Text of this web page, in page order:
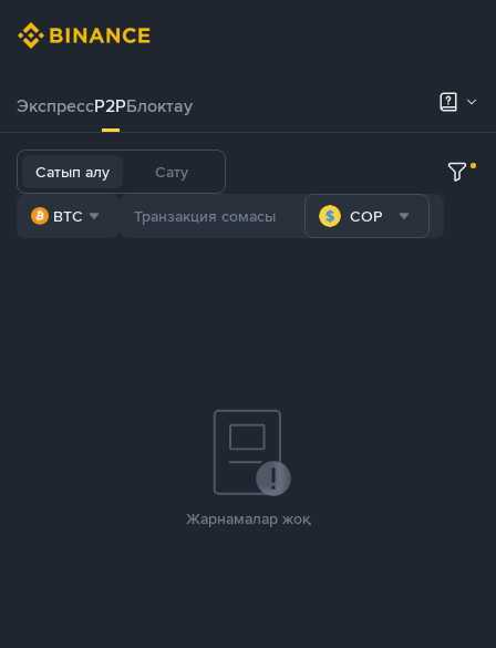
ЭкспрессP2PБлоктау
Сатып алу Сату
BTC COP
Жарнамалар жоқ